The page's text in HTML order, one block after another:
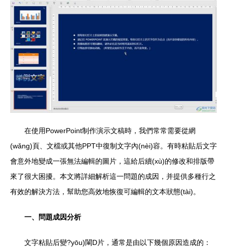
在使用PowerPoint制作演示文稿時，我們常常需要從網
(wǎng)頁、文檔或其他PPT中復制文字內(nèi)容。有時粘貼后文字
會意外地變成一張無法編輯的圖片，這給后續(xù)的修改和排版帶
來了很大困擾。本文將詳細解析這一問題的成因，并提供多種行之
有效的解決方法，幫助您高效地恢復可編輯的文本狀態(tài)。
一、問題成因分析
文字粘貼后變?yōu)閳D片，通常是由以下幾個原因造成的：